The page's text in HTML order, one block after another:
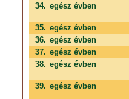
34. egész évben
35. egész évben
36. egész évben
37. egész évben
38. egész évben
39. egész évben